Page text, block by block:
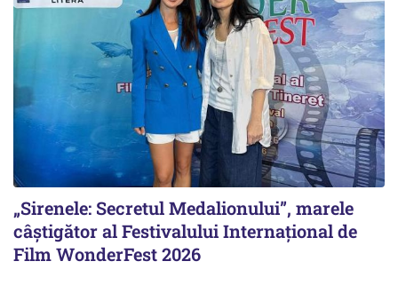
„Sirenele: Secretul Medalionului”, marele
câștigător al Festivalului Internațional de
Film WonderFest 2026